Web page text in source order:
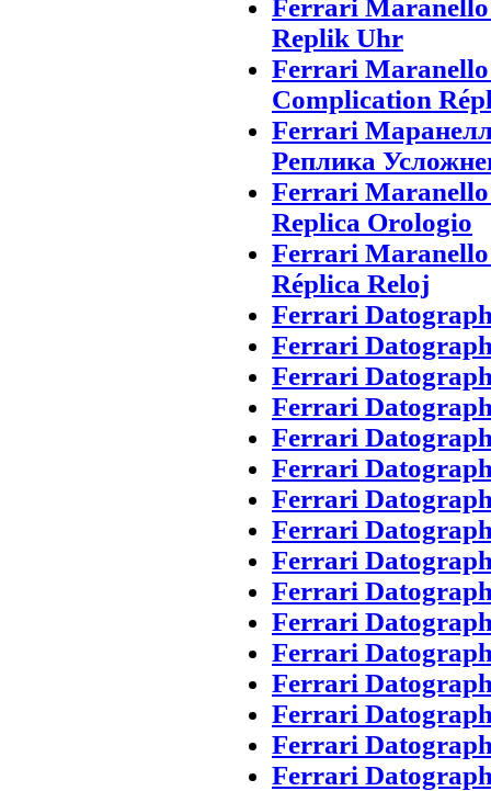
Ferrari
Replik Uhr
Ferrari
Complication
Ferrari
Реплика
Ferrari
Replica Orologio
Ferrari
Réplica Reloj
Ferrari
Ferrari
Ferrari
Ferrari
Ferrari
Ferrari
Ferrari
Ferrari
Ferrari
Ferrari
Ferrari
Ferrari
Ferrari
Ferrari
Ferrari
Ferrari